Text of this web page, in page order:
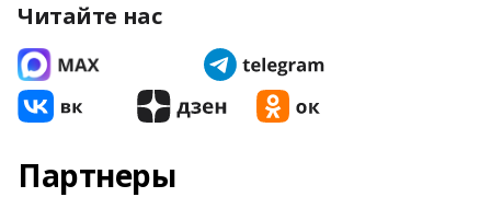
Читайте нас
Партнеры